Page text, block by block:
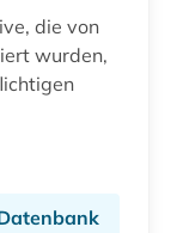
(1)
die von
wurden,